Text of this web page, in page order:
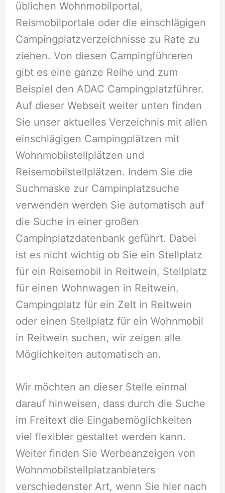
üblichen Wohnmobilportal,
Reismobilportale oder die einschlägigen
Campingplatzverzeichnisse zu Rate zu
ziehen. Von diesen Campingführeren
gibt es eine ganze Reihe und zum
Beispiel den ADAC Campingplatzführer.
Auf dieser Webseit weiter unten finden
Sie unser aktuelles Verzeichnis mit allen
einschlägigen Campingplätzen mit
Wohnmobilstellplätzen und
Reisemobilstellplätzen. Indem Sie die
Suchmaske zur Campinplatzsuche
verwenden werden Sie automatisch auf
die Suche in einer großen
Campinplatzdatenbank geführt. Dabei
ist es nicht wichtig ob Sie ein Stellplatz
für ein Reisemobil in Reitwein, Stellplatz
für einen Wohnwagen in Reitwein,
Campingplatz für ein Zelt in Reitwein
oder einen Stellplatz für ein Wohnmobil
in Reitwein suchen, wir zeigen alle
Möglichkeiten automatisch an.
Wir möchten an dieser Stelle einmal
darauf hinweisen, dass durch die Suche
im Freitext die Eingabemöglichkeiten
viel flexibler gestaltet werden kann.
Weiter finden Sie Werbeanzeigen von
Wohnmobilstellplatzanbieters
verschiedenster Art, wenn Sie hier nach